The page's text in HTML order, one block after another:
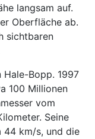
langsam auf.
Oberfläche ab.
sichtbaren
Bopp. 1997
100 Millionen
vom
Seine
44 km/s, und die